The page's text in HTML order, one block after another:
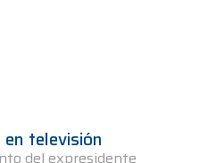
televisión
del expresidente